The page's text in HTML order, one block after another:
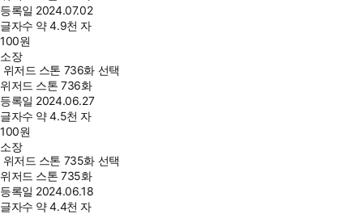
등록일 2024.07.02
글자수 약 4.9천 자
100원
소장
위저드 스톤 736화 선택
위저드 스톤 736화
등록일 2024.06.27
글자수 약 4.5천 자
100원
소장
위저드 스톤 735화 선택
위저드 스톤 735화
등록일 2024.06.18
글자수 약 4.4천 자